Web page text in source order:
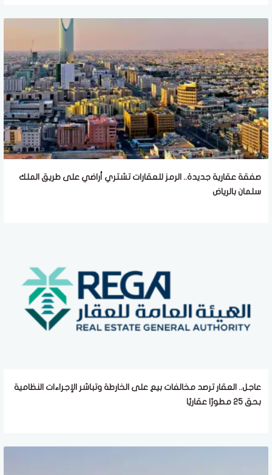
صفقة عقارية جديدة.. الرمز للعقارات تشتري أراضي على طريق الملك
سلمان بالرياض
عاجل.. العقار ترصد مخالفات بيع على الخارطة وتباشر الإجراءات النظامية
بحق 25 مطورًا عقاريًا